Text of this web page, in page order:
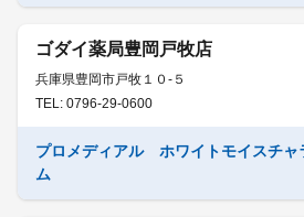
ゴダイ薬局豊岡戸牧店
兵庫県豊岡市戸牧１０-５
TEL: 0796-29-0600
プロメディアル ホワイトモイスチャ
ム